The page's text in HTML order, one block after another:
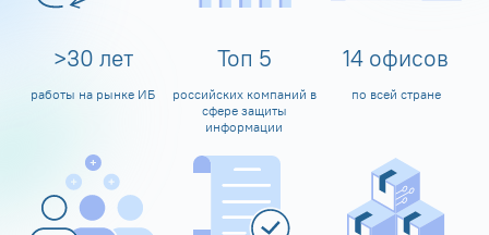
>30 лет
работы на рынке ИБ
Топ 5
российских компаний в
сфере защиты
информации
14 офисов
по всей стране